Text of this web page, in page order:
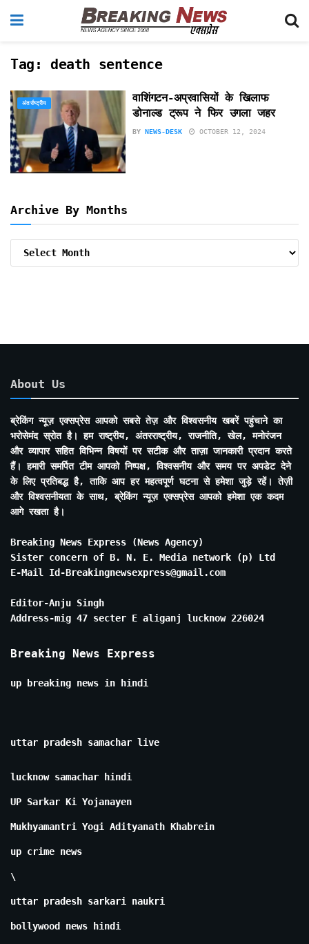
Tag: death sentence
अंतर्राष्ट्रीय
वाशिंगटन-अप्रवासियों के खिलाफ
डोनाल्ड ट्रूप ने फिर उगला जहर
BY NEWS-DESK OCTOBER 12, 2024
Archive By Months
About Us
ब्रेकिंग न्यूज़ एक्सप्रेस आपको सबसे तेज़ और विश्वसनीय खबरें पहुंचाने का
भरोसेमंद स्रोत है। हम राष्ट्रीय, अंतरराष्ट्रीय, राजनीति, खेल, मनोरंजन
और व्यापार सहित विभिन्न विषयों पर सटीक और ताज़ा जानकारी प्रदान करते
हैं। हमारी समर्पित टीम आपको निष्पक्ष, विश्वसनीय और समय पर अपडेट देने
के लिए प्रतिबद्ध है, ताकि आप हर महत्वपूर्ण घटना से हमेशा जुड़े रहें। तेज़ी
और विश्वसनीयता के साथ, ब्रेकिंग न्यूज़ एक्सप्रेस आपको हमेशा एक कदम
आगे रखता है।
Breaking News Express (News Agency)
Sister concern of B. N. E. Media network (p) Ltd
E-Mail Id-Breakingnewsexpress@gmail.com
Editor-Anju Singh
Address-mig 47 secter E aliganj lucknow 226024
Breaking News Express
up breaking news in hindi
uttar pradesh samachar live
lucknow samachar hindi
UP Sarkar Ki Yojanayen
Mukhyamantri Yogi Adityanath Khabrein
up crime news
\
uttar pradesh sarkari naukri
bollywood news hindi